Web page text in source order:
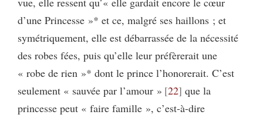
d’une Princesse »* et ce, malgré ses haillons ; et
symétriquement, elle est débarrassée de la nécessité
des robes fées, puis qu’elle leur préfèrerait une
« robe de rien »* dont le prince l’honorerait. C’est
seulement « sauvée par l’amour » 22 que la
princesse peut « faire famille », c’est-à-dire